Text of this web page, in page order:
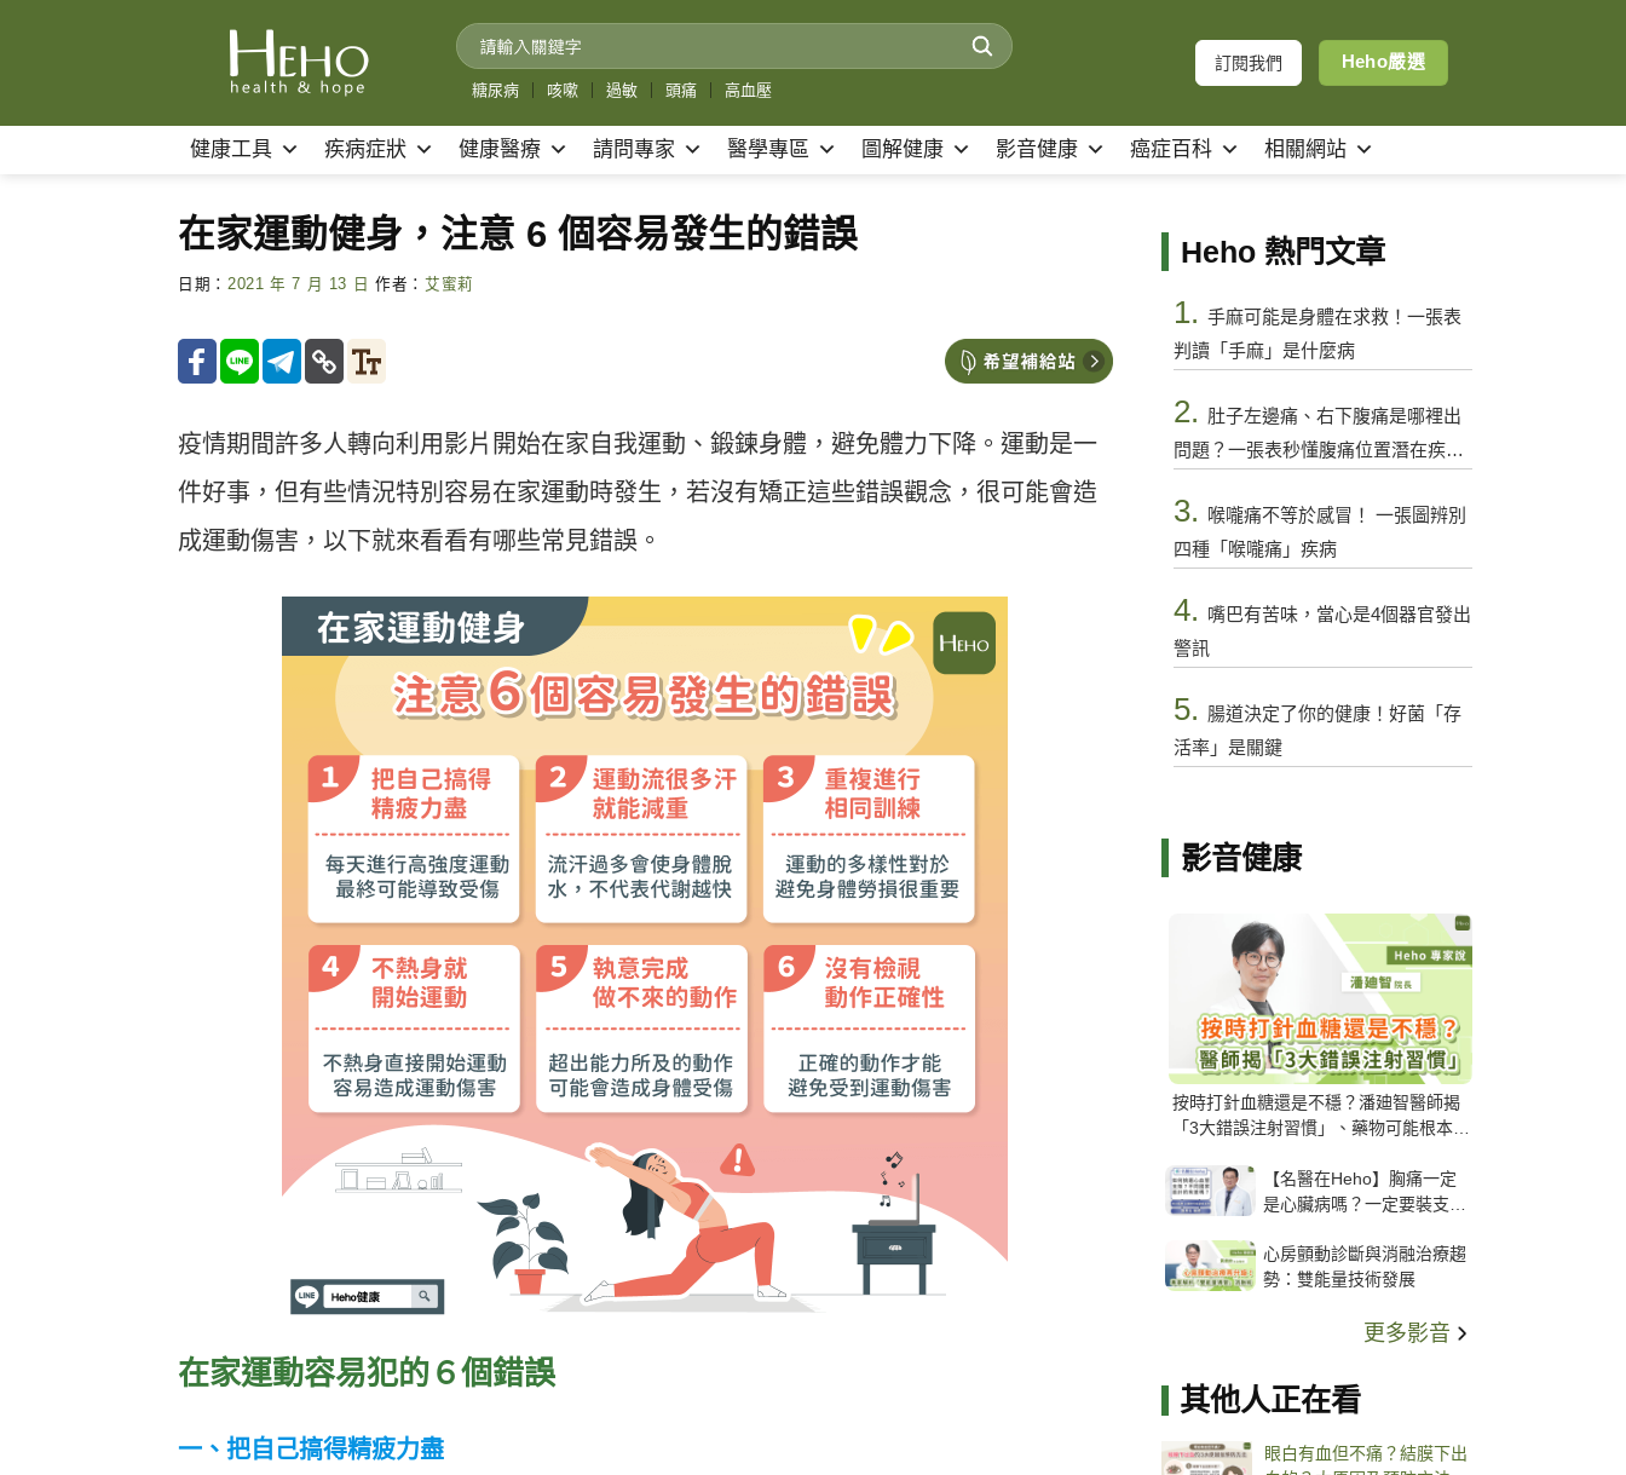
糖尿病 咳嗽 過敏 頭痛 高血壓
訂閱我們 Heho嚴選
健康工具 疾病症狀 健康醫療 請問專家 醫學專區 圖解健康 影音健康 癌症百科 相關網站
在家運動健身，注意 6 個容易發生的錯誤
日期： 2021 年 7 月 13 日 作者： 艾蜜莉
疫情期間許多人轉向利用影片開始在家自我運動、鍛鍊身體，避免體力下降。運動是一
件好事，但有些情況特別容易在家運動時發生，若沒有矯正這些錯誤觀念，很可能會造
成運動傷害，以下就來看看有哪些常見錯誤。
在家運動容易犯的６個錯誤
一、把自己搞得精疲力盡
Heho 熱門文章
1. 手麻可能是身體在求救！一張表
判讀「手麻」是什麼病
2. 肚子左邊痛、右下腹痛是哪裡出
問題？一張表秒懂腹痛位置潛在疾病
3.
喉嚨痛不等於感冒！ 一張圖辨別
四種「喉嚨痛」疾病
4. 嘴巴有苦味，當心是4個器官發出
警訊
5. 腸道決定了你的健康！好菌「存
活率」是關鍵
影音健康
按時打針血糖還是不穩？潘廸智醫師揭
「3大錯誤注射習慣」、藥物可能根本沒
【名醫在Heho】胸痛一定
是心臟病嗎？一定要裝支
解析支架種類、風險與選擇
關鍵
心房顫動診斷與消融治療趨
勢：雙能量技術發展
更多影音
其他人正在看
眼白有血但不痛？結膜下出